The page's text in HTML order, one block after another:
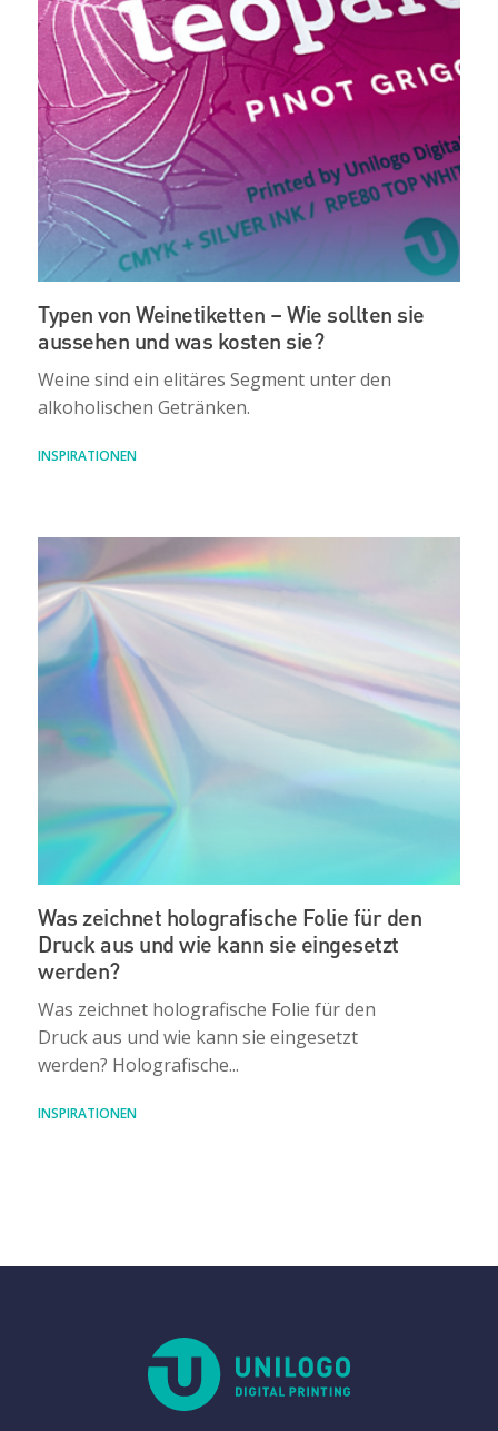
Typen von Weinetiketten – Wie sollten sie
aussehen und was kosten sie?
Weine sind ein elitäres Segment unter den
alkoholischen Getränken.
INSPIRATIONEN
Was zeichnet holografische Folie für den
Druck aus und wie kann sie eingesetzt
werden?
Was zeichnet holografische Folie für den
Druck aus und wie kann sie eingesetzt
werden? Holografische...
INSPIRATIONEN